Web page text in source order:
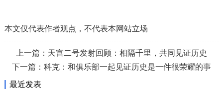
本文仅代表作者观点，不代表本网站立场
上一篇： 天宫二号发射回顾：相隔千里，共同见证历史
下一篇： 科克：和俱乐部一起见证历史是一件很荣耀的事
最近发表